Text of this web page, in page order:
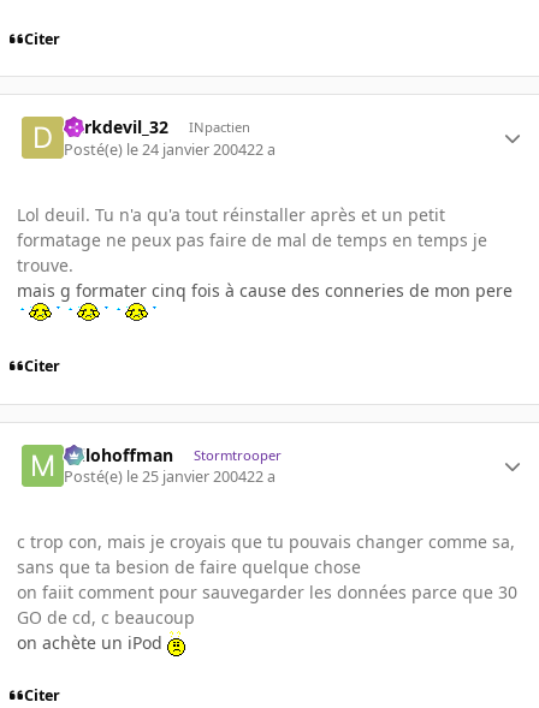
Citer
darkdevil_32 INpactien
Posté(e) le 24 janvier 200422 a
Lol deuil. Tu n'a qu'a tout réinstaller après et un petit
formatage ne peux pas faire de mal de temps en temps je
trouve.
mais g formater cinq fois à cause des conneries de mon pere
Citer
milohoffman Stormtrooper
Posté(e) le 25 janvier 200422 a
c trop con, mais je croyais que tu pouvais changer comme sa,
sans que ta besion de faire quelque chose
on faiit comment pour sauvegarder les données parce que 30
GO de cd, c beaucoup
on achète un iPod
Citer